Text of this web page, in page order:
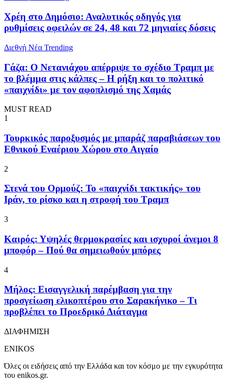
Χρέη στο Δημόσιο: Αναλυτικός οδηγός για
ρυθμίσεις οφειλών σε 24, 48 και 72 μηνιαίες δόσεις
Διεθνή Νέα Trending
Γάζα: Ο Νετανιάχου απέρριψε το σχέδιο Τραμπ με
το βλέμμα στις κάλπες – Η ρήξη και το πολιτικό
«παιχνίδι» με τον αφοπλισμό της Χαμάς
MUST READ
1
Τουρκικός παροξυσμός με μπαράζ παραβιάσεων του
Εθνικού Εναέριου Χώρου στο Αιγαίο
2
Στενά του Ορμούζ: Το «παιχνίδι τακτικής» του
Ιράν, το ρίσκο και η στροφή του Τραμπ
3
Καιρός: Υψηλές θερμοκρασίες και ισχυροί άνεμοι 8
μποφόρ – Πού θα σημειωθούν μπόρες
4
Μήλος: Εισαγγελική παρέμβαση για την
προσγείωση ελικοπτέρου στο Σαρακήνικο – Τι
προβλέπει το Προεδρικό Διάταγμα
ΔΙΑΦΗΜΙΣΗ
ENIKOS
Όλες οι ειδήσεις από την Ελλάδα και τον κόσμο με την εγκυρότητα
του enikos.gr.